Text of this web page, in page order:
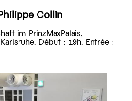
Collin
im PrinzMaxPalais,
Début : 19h. Entrée :